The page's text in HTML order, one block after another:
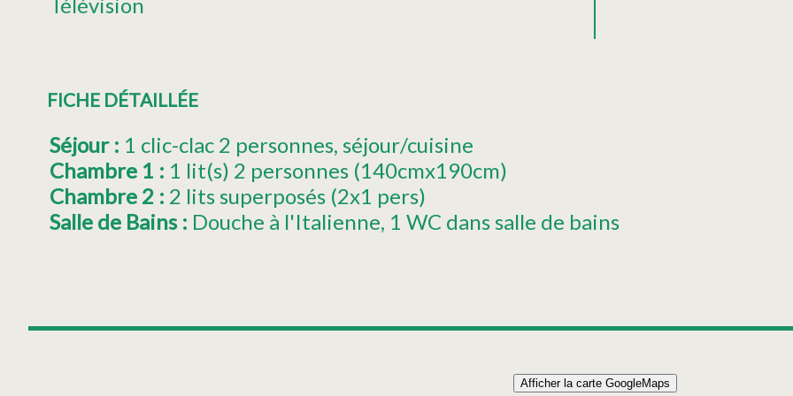
FICHE DÉTAILLÉE
Séjour : 1 clic-clac 2 personnes séjour/cuisine
Chambre 1 : 1 lit(s) 2 personnes (140cmx190cm)
Chambre 2 : 2 lits superposés (2x1 pers)
Salle de Bains : Douche à l'Italienne 1 WC dans salle de bains
Afficher la carte GoogleMaps